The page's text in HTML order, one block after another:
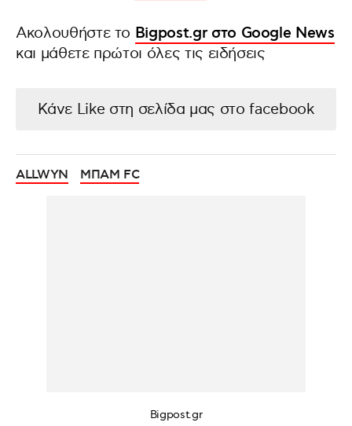
Ακολουθήστε το Bigpost.gr στο Google News
και μάθετε πρώτοι όλες τις ειδήσεις
Κάνε Like στη σελίδα μας στο facebook
ALLWYN ΜΠΑΜ FC
Bigpost.gr